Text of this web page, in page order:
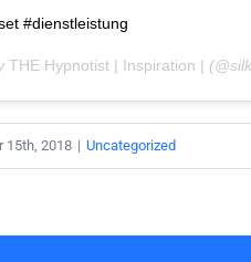
#dienstleistung
THE Hypnotist | Inspiration |
15th, 2018 | Uncategorized